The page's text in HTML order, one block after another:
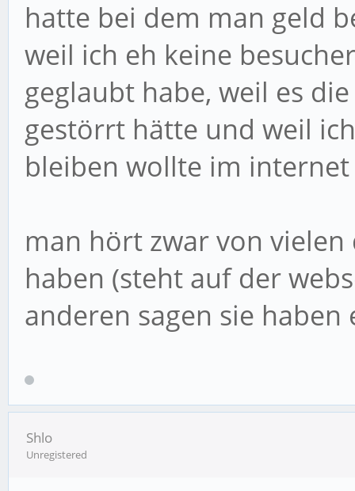
hatte bei dem man geld
weil ich eh keine
geglaubt habe, weil es
gestörrt hätte und weil
bleiben wollte im
man hört zwar von
haben (steht auf der
anderen sagen sie haben
Shlo
Unregistered